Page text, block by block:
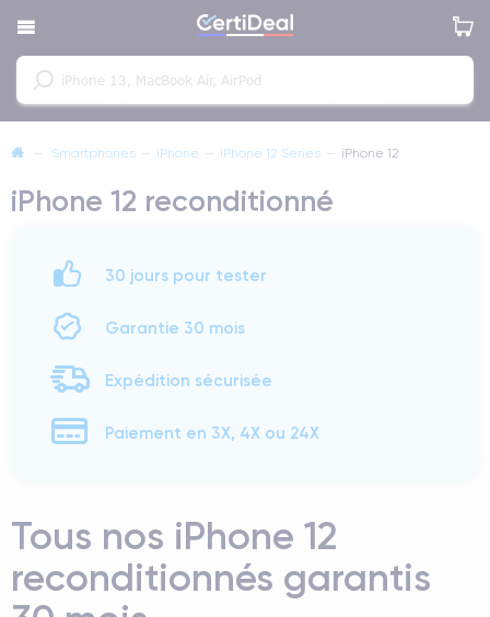
— Smartphones — iPhone — iPhone 12 Series — iPhone 12
iPhone 12 reconditionné
30 jours pour tester
Garantie 30 mois
Expédition sécurisée
Paiement en 3X, 4X ou 24X
Tous nos iPhone 12
reconditionnés garantis